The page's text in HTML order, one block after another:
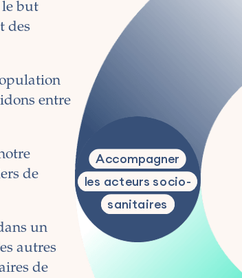
le but
des
entre
de
un
autres
de
Accompagner
les acteurs socio-
sanitaires